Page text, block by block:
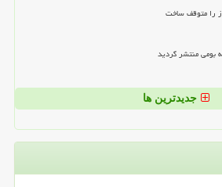
بومی منتشر گردید
جدیدترین ها